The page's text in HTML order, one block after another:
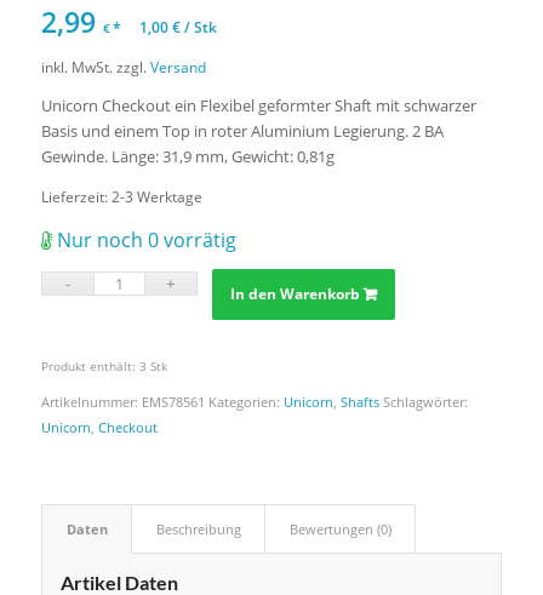
2,99 €* 1,00€/Stk
inkl. MwSt. zzgl.Versand
Unicorn Checkout ein Flexibel geformter Shaft mit schwarzer
Basis und einem Top in roter Aluminium Legierung. 2 BA
Gewinde. Länge: 31,9 mm, Gewicht: 0,81g
Lieferzeit: 2-3 Werktage
Nur noch 0 vorrätig
In den Warenkorb
Produkt enthält: 3 Stk
Artikelnummer: EMS78561 Kategorien: Unicorn, Shafts Schlagwörter:
Unicorn, Checkout
Daten Beschreibung Bewertungen (0)
Artikel Daten